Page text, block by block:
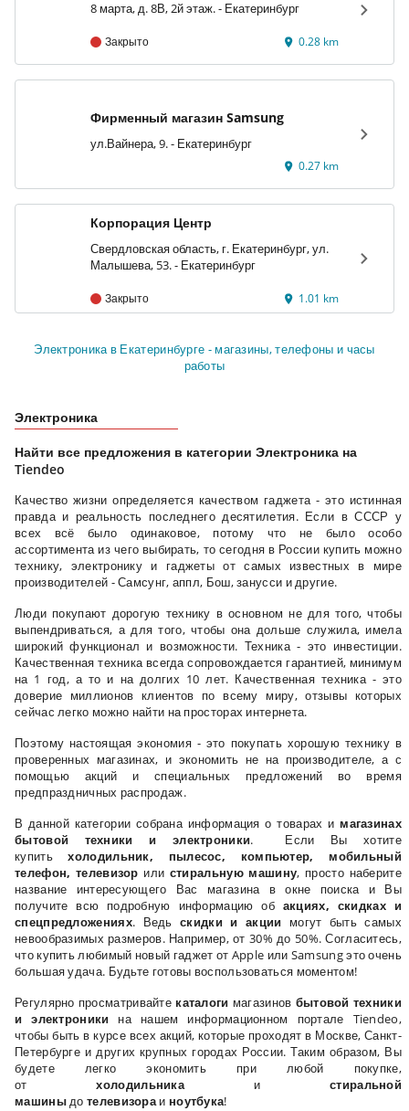
8 марта, д. 8В, 2й этаж. - Екатеринбург
Закрыто 0.28 km
Фирменный магазин Samsung
ул.Вайнера, 9. - Екатеринбург
0.27 km
Корпорация Центр
Свердловская область, г. Екатеринбург, ул.
Малышева, 53. - Екатеринбург
Закрыто 1.01 km
Электроника в Екатеринбурге - магазины, телефоны и часы
работы
Электроника
Найти все предложения в категории Электроника на
Tiendeo
Качество жизни определяется качеством гаджета - это истинная
правда и реальность последнего десятилетия. Если в СССР у
всех всё было одинаковое, потому что не было особо
ассортимента из чего выбирать, то сегодня в России купить можно
технику, электронику и гаджеты от самых известных в мире
производителей - Самсунг, аппл, Бош, занусси и другие.
Люди покупают дорогую технику в основном не для того, чтобы
выпендриваться, а для того, чтобы она дольше служила, имела
широкий функционал и возможности. Техника - это инвестиции.
Качественная техника всегда сопровождается гарантией, минимум
на 1 год, а то и на долгих 10 лет. Качественная техника - это
доверие миллионов клиентов по всему миру, отзывы которых
сейчас легко можно найти на просторах интернета.
Поэтому настоящая экономия - это покупать хорошую технику в
проверенных магазинах, и экономить не на производителе, а с
помощью акций и специальных предложений во время
предпраздничных распродаж.
В данной категории собрана информация о товарах и магазинах
бытовой техники и электроники. Если Вы хотите
купитьхолодильник, пылесос, компьютер, мобильный
телефон, телевизор или стиральную машину, просто наберите
название интересующего Вас магазина в окне поиска и Вы
получите всю подробную информацию об акциях, скидках и
спецпредложениях. Ведьскидки и акции могут быть самых
невообразимых размеров. Например, от 30% до 50%. Согласитесь,
что купить любимый новый гаджет от Apple или Samsung это очень
большая удача. Будьте готовы воспользоваться моментом!
Регулярно просматривайте каталоги магазинов бытовой техники
и электроники на нашем информационном портале Tiendeo,
чтобы быть в курсе всех акций, которые проходят в Москве, Санкт-
Петербурге и других крупных городах России. Таким образом, Вы
будете легко экономить при любой покупке,
отхолодильникаи стиральной
машиныдотелевизораи ноутбука!